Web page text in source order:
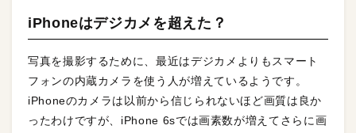
iPhoneはデジカメを超えた？
写真を撮影するために、最近はデジカメよりもスマート
フォンの内蔵カメラを使う人が増えているようです。
iPhoneのカメラは以前から信じられないほど画質は良か
ったわけですが、iPhone 6sでは画素数が増えてさらに画